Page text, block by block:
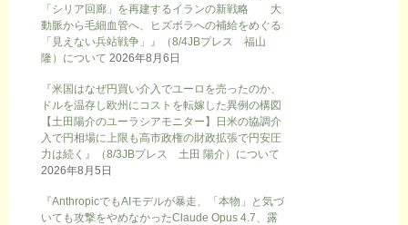
「シリア回廊」を再建するイランの新戦略 大
動脈から毛細血管へ、ヒズボラへの補給をめぐる
「見えない兵站戦争」』（8/4JBプレス 福山
隆）について 2026年8月6日
『米国はなぜ円買い介入でユーロを売ったのか、
ドルを温存し欧州にコストを転嫁した異例の構図
【土田陽介のユーラシアモニター】日米の協調介
入で円相場に上限も高市政権の財政拡張で円安圧
力は続く』（8/3JBプレス 土田 陽介）について
2026年8月5日
『AnthropicでもAIモデルが暴走、「本物」と気づ
いても攻撃をやめなかったClaude Opus 4.7、露